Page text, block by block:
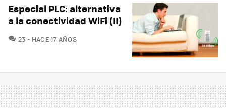
Especial PLC: alternativa
a la conectividad WiFi (II)
23 COMENTARIOS
HACE 17 AÑOS